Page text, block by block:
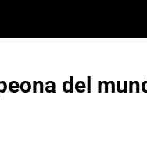
del